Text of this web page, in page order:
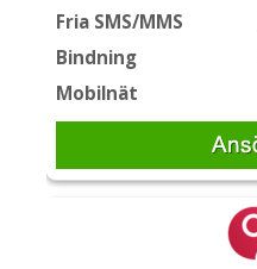
Fria SMS/MMS
Bindning
Mobilnät